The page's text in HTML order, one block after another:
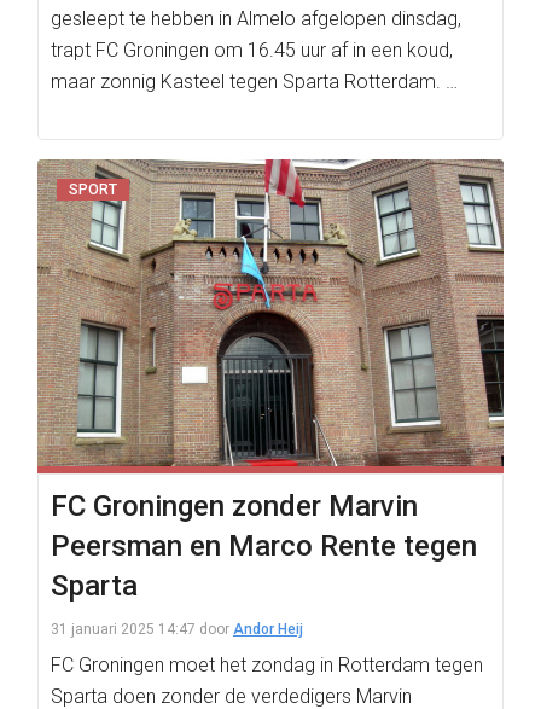
gesleept te hebben in Almelo afgelopen dinsdag,
trapt FC Groningen om 16.45 uur af in een koud,
maar zonnig Kasteel tegen Sparta Rotterdam. …
SPORT
FC Groningen zonder Marvin
Peersman en Marco Rente tegen
Sparta
31 januari 2025 14:47 door Andor Heij
FC Groningen moet het zondag in Rotterdam tegen
Sparta doen zonder de verdedigers Marvin